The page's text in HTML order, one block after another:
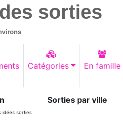
des sorties
Catégories En famille
idées sorties
Sorties par ville